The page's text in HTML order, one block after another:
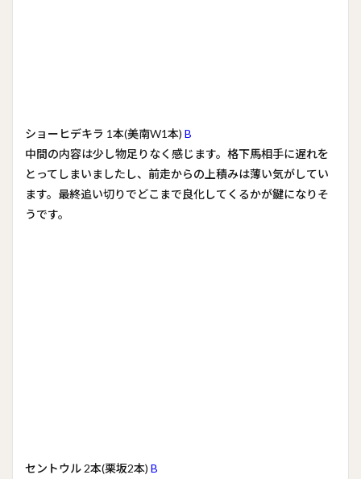
ショーヒデキラ 1本(美南W1本) B
中間の内容は少し物足りなく感じます。格下馬相手に遅れを
とってしまいましたし、前走からの上積みは薄い気がしてい
ます。最終追い切りでどこまで良化してくるかが鍵になりそ
うです。
セントウル 2本(栗坂2本) B